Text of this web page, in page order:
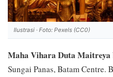
Ilustrasi · Foto: Pexels (CC0)
Maha Vihara Duta Maitreya
Sungai Panas, Batam Centre.